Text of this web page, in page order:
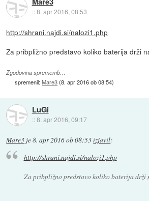
::8. apr 2016, 08:53
http://shrani.najdi.si/nalozi1.php
Za pribpližno predstavo koliko baterija drži
Zgodovina sprememb…
spremenil:Mare3(8. apr 2016 ob 08:54)
LuGi
::8. apr 2016, 09:17
Mare3 je8. apr 2016 ob 08:53izjavil:
http://shrani.najdi.si/nalozi1.php
Za pribpližno predstavo koliko baterija drži